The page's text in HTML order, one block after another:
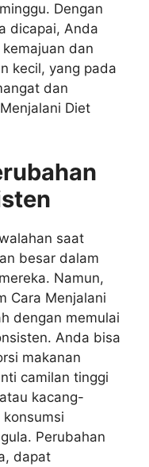
Dengan
dicapai, Anda
dan
kecil, yang pada
dan
Diet
saat
besar dalam
Namun,
Cara Menjalani
dengan memulai
Anda bisa
makanan
camilan tinggi
kacang-
Perubahan
dapat